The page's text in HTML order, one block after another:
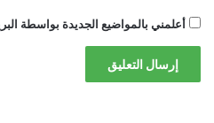
أعلمني بالمواضيع الجديدة بواسطة